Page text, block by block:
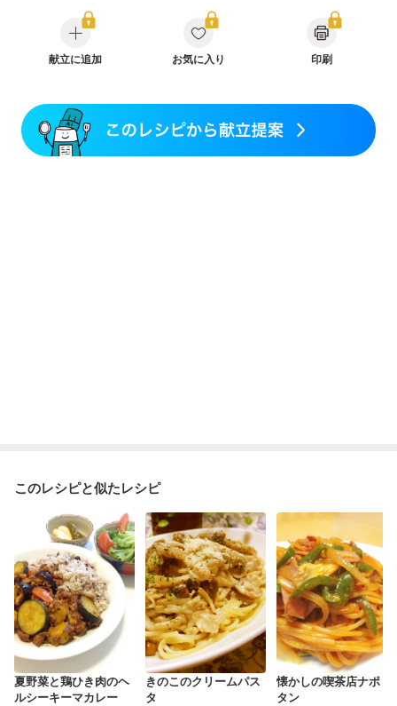
糖尿病性腎症（第１期）
糖尿病性腎症（第２期）
糖尿病性腎症（第３期）
CKD（ステージ１）
CKD（ステージ２）
CKD（ステージ３a）
乳がん治療を終えた方・経過観察中の方など
産後（ミルク）
骨折 骨粗しょう症
関節リウマチ
低栄養予防
献立に追加 お気に入り 印刷
このレシピと似たレシピ
夏野菜と鶏ひき肉のヘ
ルシーキーマカレー
きのこのクリームパス
タ
懐かしの喫茶店ナポリ
タン